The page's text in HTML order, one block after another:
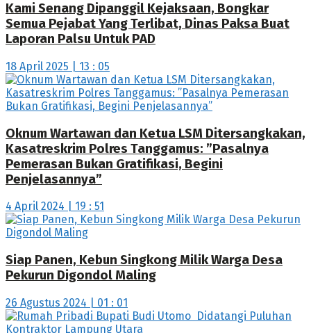
Kami Senang Dipanggil Kejaksaan, Bongkar
Semua Pejabat Yang Terlibat, Dinas Paksa Buat
Laporan Palsu Untuk PAD
18 April 2025 | 13 : 05
Oknum Wartawan dan Ketua LSM Ditersangkakan,
Kasatreskrim Polres Tanggamus: ”Pasalnya
Pemerasan Bukan Gratifikasi, Begini
Penjelasannya”
4 April 2024 | 19 : 51
Siap Panen, Kebun Singkong Milik Warga Desa
Pekurun Digondol Maling
26 Agustus 2024 | 01 : 01